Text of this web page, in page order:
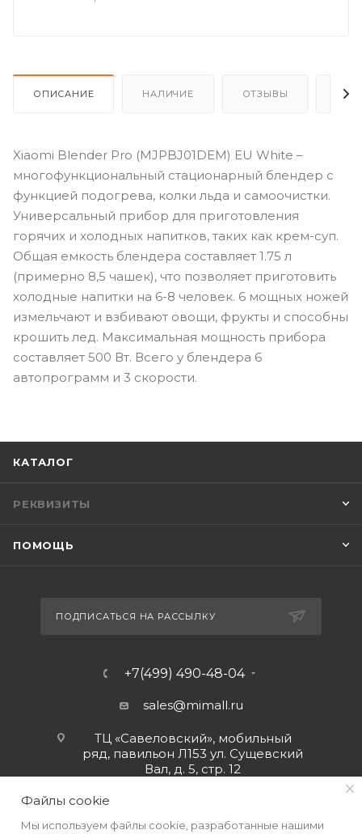
ОПИСАНИЕ НАЛИЧИЕ ОТЗЫВЫ
Xiaomi Blender Pro (MJPBJ01DEM) EU White –
многофункциональный стационарный блендер с
функцией подогрева, колки льда и самоочистки.
Универсальный прибор для приготовления
горячих и холодных напитков, таких как крем-суп.
Общая емкость блендера составляет 1.75 л
(примерно 8,5 чашек), что позволяет приготовить
холодные напитки на 6-8 человек. 6 мощных ножей
измельчают и взбивают овощи, фрукты и способны
крошить лед. Максимальная мощность прибора
составляет 500 Вт. Всего у блендера 6
автопрограмм и 3 скорости.
КАТАЛОГ
РЕКВИЗИТЫ
ПОМОЩЬ
ПОДПИСАТЬСЯ НА РАССЫЛКУ
+7(499) 490-48-04
sales@mimall.ru
ТЦ «Савеловский», мобильный
ряд, павильон Л153 ул. Сущевский
Вал, д. 5, стр. 12
Файлы cookie
Мы используем файлы cookie, разработанные нашими